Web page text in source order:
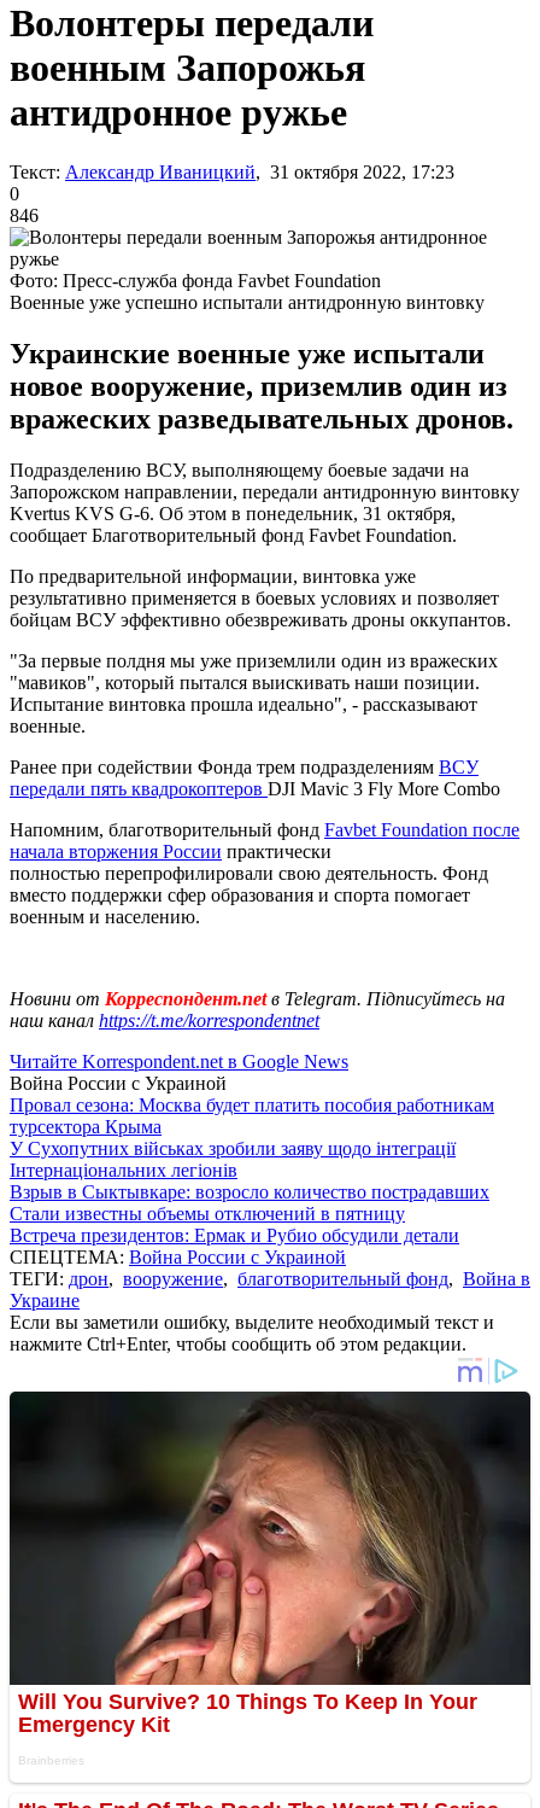
Волонтеры передали
военным Запорожья
антидронное ружье
Текст: Александр Иваницкий, 31 октября 2022, 17:23
0
846
Фото: Пресс-служба фонда Favbet Foundation
Военные уже успешно испытали антидронную винтовку
Украинские военные уже испытали
новое вооружение, приземлив один из
вражеских разведывательных дронов.
Подразделению ВСУ, выполняющему боевые задачи на
Запорожском направлении, передали антидронную винтовку
Kvertus KVS G-6. Об этом в понедельник, 31 октября,
сообщает Благотворительный фонд Favbet Foundation.
По предварительной информации, винтовка уже
результативно применяется в боевых условиях и позволяет
бойцам ВСУ эффективно обезвреживать дроны оккупантов.
"За первые полдня мы уже приземлили один из вражеских
"мавиков", который пытался выискивать наши позиции.
Испытание винтовка прошла идеально", - рассказывают
военные.
Ранее при содействии Фонда трем подразделениям ВСУ
передали пять квадрокоптеров DJI Mavic 3 Fly More Combo
Напомним, благотворительный фонд Favbet Foundation после
начала вторжения России практически
полностью перепрофилировали свою деятельность. Фонд
вместо поддержки сфер образования и спорта помогает
военным и населению.
Новини от Корреспондент.netв Telegram. Підписуйтесь на
наш канал https://t.me/korrespondentnet
Читайте Korrespondent.net в Google News
Война России с Украиной
Провал сезона: Москва будет платить пособия работникам
турсектора Крыма
У Сухопутних військах зробили заяву щодо інтеграції
Інтернаціональних легіонів
Взрыв в Сыктывкаре: возросло количество пострадавших
Стали известны объемы отключений в пятницу
Встреча президентов: Ермак и Рубио обсудили детали
СПЕЦТЕМА: Война России с Украиной
ТЕГИ: дрон, вооружение, благотворительный фонд, Война в
Украине
Если вы заметили ошибку, выделите необходимый текст и
нажмите Ctrl+Enter, чтобы сообщить об этом редакции.